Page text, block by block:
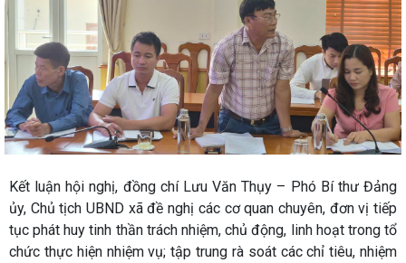
Kết luận hội nghị, đồng chí Lưu Văn Thụy – Phó Bí thư Đảng
ủy, Chủ tịch UBND xã đề nghị các cơ quan chuyên, đơn vị tiếp
tục phát huy tinh thần trách nhiệm, chủ động, linh hoạt trong tổ
chức thực hiện nhiệm vụ; tập trung rà soát các chỉ tiêu, nhiệm